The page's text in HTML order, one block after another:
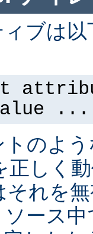
ブは
トのよ
正しく
それを
ソース